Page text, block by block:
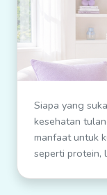
Siapa yang
kesehatan
manfaat untuk
seperti protein,